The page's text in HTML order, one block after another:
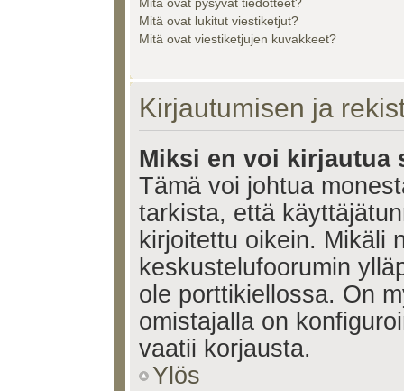
Mitä ovat lukitut viestiketjut?
Mitä ovat viestiketjujen kuvakkeet?
Kirjautumisen ja
Miksi en voi kirjautua
Tämä voi johtua
tarkista, että
kirjoitettu oikein. Mikäli
keskustelufoorumin
ole porttikiellossa. On
omistajalla on
vaatii korjausta.
Ylös